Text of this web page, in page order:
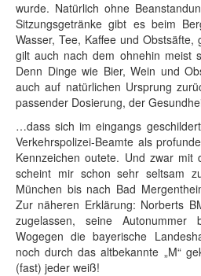
wurde. Natürlich ohne
Sitzungsgetränke gibt es beim
Wasser, Tee, Kaffee und
gilt auch nach dem ohnehin meist
Denn Dinge wie Bier, Wein und
auch auf natürlichen Ursprung
passender Dosierung, der
…dass sich im eingangs
Verkehrspolizei-Beamte als
Kennzeichen outete. Und zwar mit
scheint mir schon sehr seltsam
München bis nach Bad
Zur näheren Erklärung: Norberts
zugelassen, seine Autonummer
Wogegen die bayerische
noch durch das altbekannte „M“
(fast) jeder weiß!